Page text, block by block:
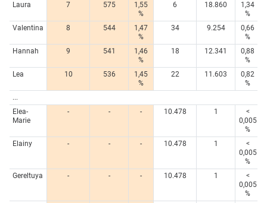
Laura
7 575
1,55
%
6 18.860
1,34
%
Valentina
8 544
1,47
%
34 9.254
0,66
%
Hannah
9 541
1,46
%
18 12.341
0,88
%
Lea
10 536
1,45
%
22 11.603
0,82
%
...
Elea-
Marie
- - - 10.478 1
<
0,005
%
Elainy
- - - 10.478 1
<
0,005
%
Gereltuya
- - - 10.478 1
<
0,005
%